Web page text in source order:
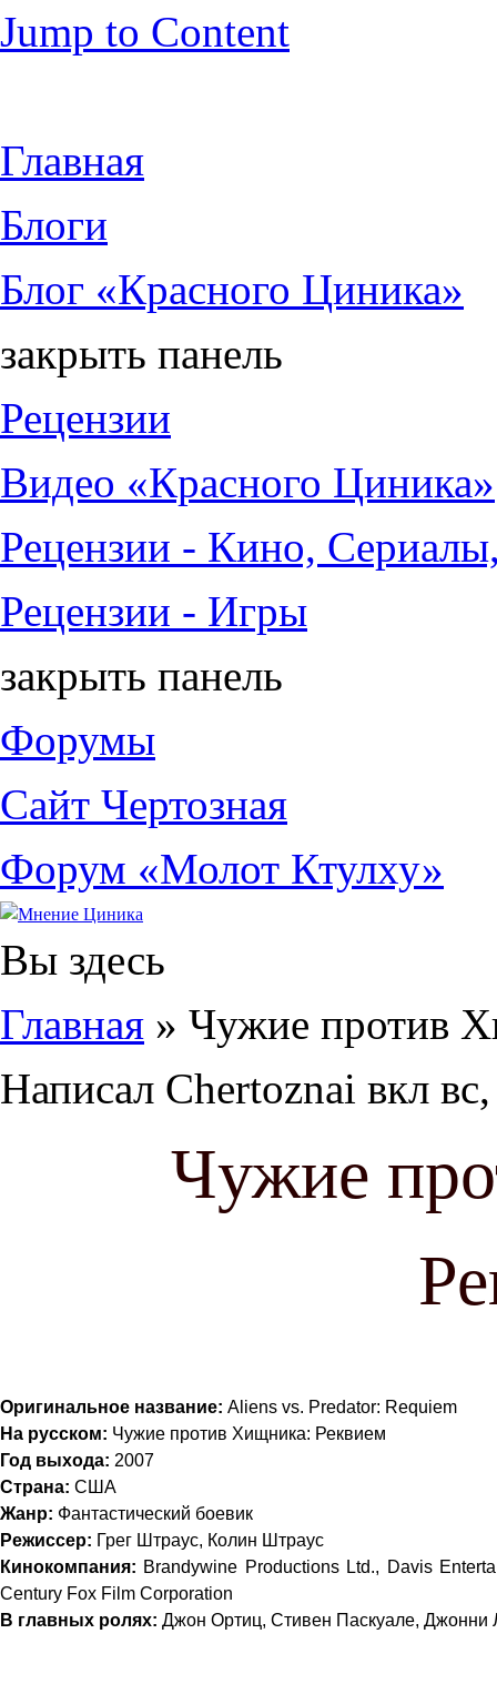
Jump to Content
Главная
Блоги
Блог «Красного Циника»
закрыть панель
Рецензии
Видео «Красного Циника»
Рецензии - Кино,
Рецензии - Игры
закрыть панель
Форумы
Сайт Чертозная
Форум «Молот Ктулху»
Вы здесь
Главная » Чужие против
Написал Chertoznai вкл
Чужие
Оригинальное название: Aliens vs. Predator: Requiem
На русском: Чужие против Хищника: Реквием
Год выхода: 2007
Страна: США
Жанр: Фантастический боевик
Режиссер: Грег Штраус, Колин Штраус
Кинокомпания: Brandywine Productions Ltd., Davis
Century Fox Film Corporation
В главных ролях: Джон Ортиц, Стивен Паскуале, Джонни